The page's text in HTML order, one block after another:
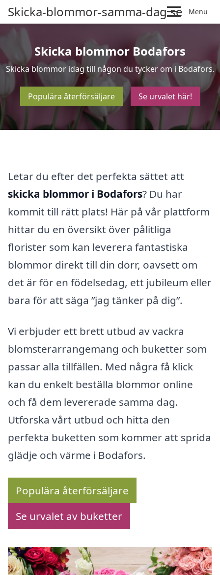
Skicka-blommor-samma-dag.se Menu
Skicka blommor Bodafors
Skicka blommor idag till någon du tycker om i Bodafors.
Populära återförsäljare Se urvalet här!
Letar du efter det perfekta sättet att
skicka blommor i Bodafors? Du har
kommit till rätt plats! Här på vår plattform
hittar du en översikt över pålitliga
florister som kan leverera fantastiska
blommor direkt till din dörr, oavsett om
det är för en födelsedag, ett jubileum eller
bara för att säga ”jag tänker på dig”.
Vi erbjuder ett brett utbud av vackra
blomsterarrangemang och buketter som
passar alla tillfällen. Med några få klick
kan du enkelt beställa blommor online
och få dem levererade samma dag.
Utforska vårt utbud och hitta den
perfekta buketten som kommer att sprida
glädje och värme i Bodafors.
Populära återförsäljare
Se urvalet av buketter